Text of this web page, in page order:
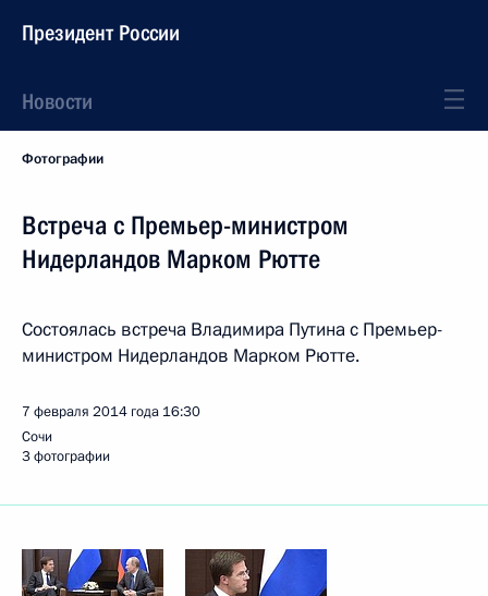
Президент России
Новости
Фотографии
Встреча с Премьер-министром
Нидерландов Марком Рютте
Состоялась встреча Владимира Путина с Премьер-
министром Нидерландов Марком Рютте.
7 февраля 2014 года 16:30
Сочи
3 фотографии